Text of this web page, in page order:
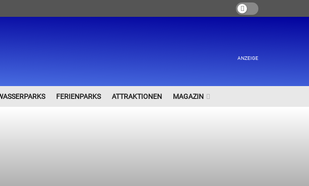
ANZEIGE
FERIENPARKS ATTRAKTIONEN MAGAZIN